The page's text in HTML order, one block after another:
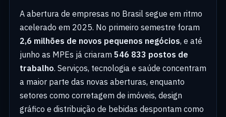
A abertura de empresas no Brasil segue em ritmo
acelerado em 2025. No primeiro semestre foram
2,6 milhões de novos pequenos negócios, e até
junho as MPEs já criaram 546 833 postos de
trabalho. Serviços, tecnologia e saúde concentram
a maior parte das novas aberturas, enquanto
setores como corretagem de imóveis, design
gráfico e distribuição de bebidas despontam como